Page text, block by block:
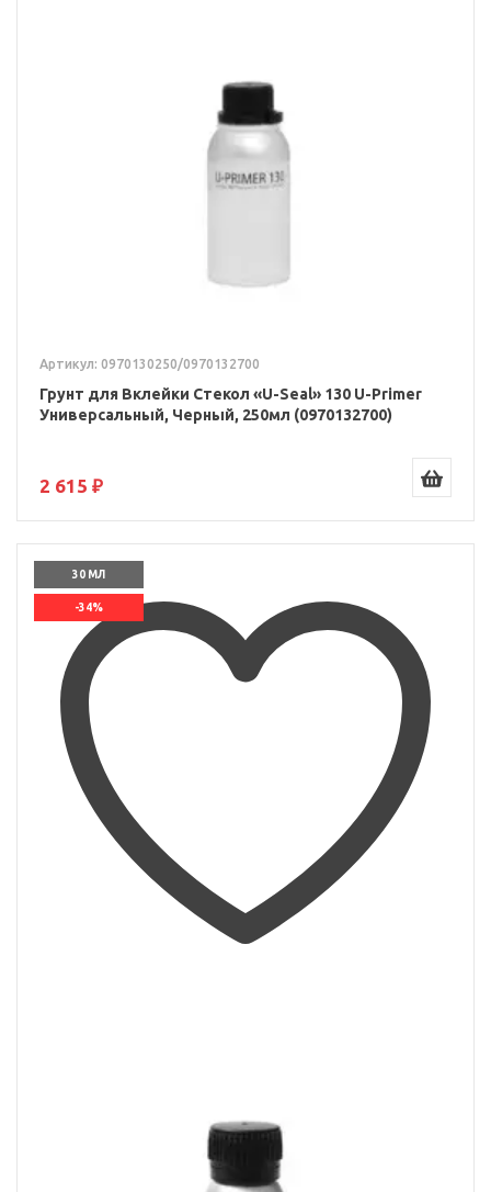
Артикул: 0970130250/0970132700
Грунт для Вклейки Стекол «U-Seal» 130 U-Primer
Универсальный, Черный, 250мл (0970132700)
2 615 ₽
30 МЛ
-34%